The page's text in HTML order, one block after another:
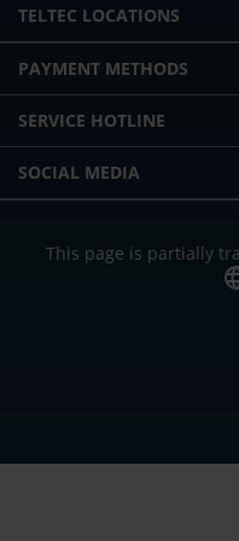
TELTEC LOCATIONS
PAYMENT METHODS
SERVICE HOTLINE
SOCIAL MEDIA
This page is partially